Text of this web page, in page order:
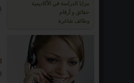
مزايا الدراسة في الأكاديمية
حقائق و أرقام
وظائف شاغرة